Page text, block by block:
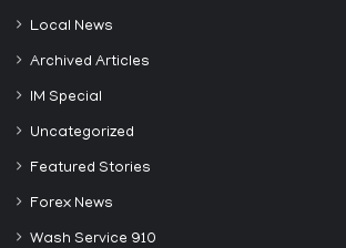
Local News
Archived Articles
IM Special
Uncategorized
Featured Stories
Forex News
Wash Service 910